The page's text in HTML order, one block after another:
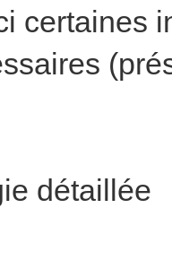
certaines
détaillée